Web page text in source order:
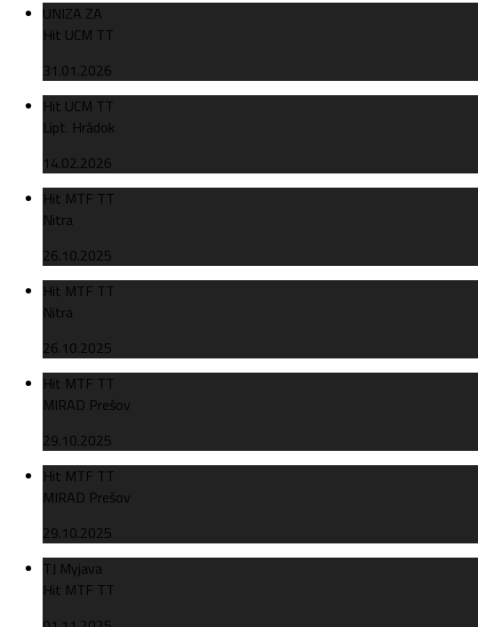
UNIZA ZA
Hit UCM TT
31.01.2026
Hit UCM TT
Lipt. Hrádok
14.02.2026
Hit MTF TT
Nitra
26.10.2025
Hit MTF TT
Nitra
26.10.2025
Hit MTF TT
MIRAD Prešov
29.10.2025
Hit MTF TT
MIRAD Prešov
29.10.2025
TJ Myjava
Hit MTF TT